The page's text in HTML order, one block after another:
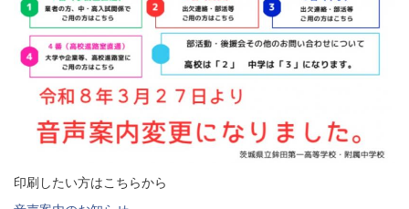
印刷したい方はこちらから